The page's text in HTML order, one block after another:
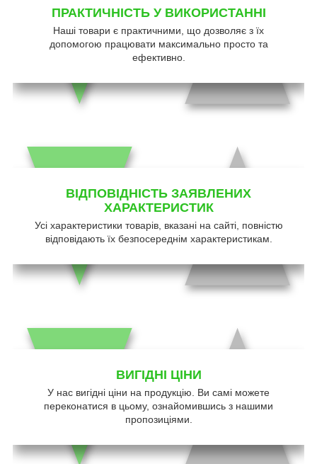
ПРАКТИЧНІСТЬ У ВИКОРИСТАННІ
Наші товари є практичними, що дозволяє з їх
допомогою працювати максимально просто та
ефективно.
ВІДПОВІДНІСТЬ ЗАЯВЛЕНИХ
ХАРАКТЕРИСТИК
Усі характеристики товарів, вказані на сайті, повністю
відповідають їх безпосереднім характеристикам.
ВИГІДНІ ЦІНИ
У нас вигідні ціни на продукцію. Ви самі можете
переконатися в цьому, ознайомившись з нашими
пропозиціями.